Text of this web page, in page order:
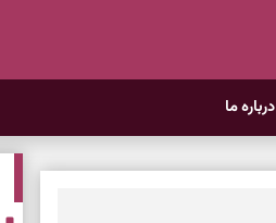
درباره ما